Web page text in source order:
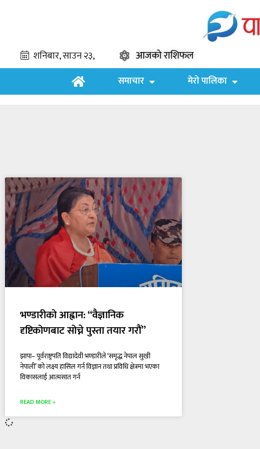
आजको राशिफल
समाचार मेरो पालिका
भण्डारीको आह्वान: “वैज्ञानिक
दृष्टिकोणबाट सोच्ने पुस्ता तयार गरौं”
झापा– पूर्वराष्ट्रपति विद्यादेवी भण्डारीले ‘समृद्ध नेपाल सुखी
नेपाली’ को लक्ष्य हासिल गर्न विज्ञान तथा प्रविधि क्षेत्रमा भएका
विकासलाई आत्मसात गर्न
READ MORE »